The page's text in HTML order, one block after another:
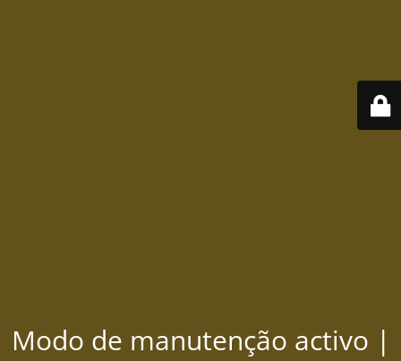
Modo de manutenção activo |